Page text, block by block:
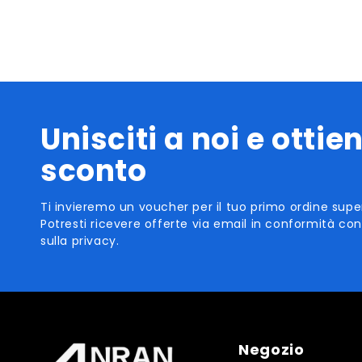
Unisciti a noi e
sconto
Ti invieremo un voucher per il tuo primo ordine
Potresti ricevere offerte via email in conformità
sulla privacy.
Negozio